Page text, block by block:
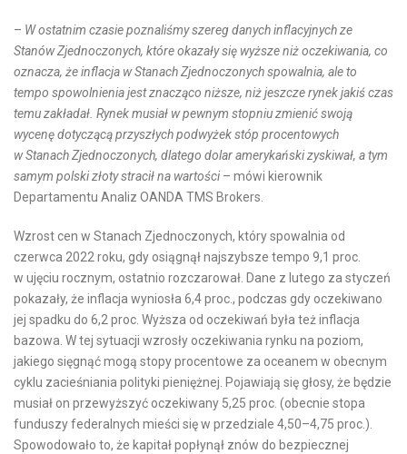
– W ostatnim czasie poznaliśmy szereg danych inflacyjnych ze
Stanów Zjednoczonych, które okazały się wyższe niż oczekiwania, co
oznacza, że inflacja w Stanach Zjednoczonych spowalnia, ale to
tempo spowolnienia jest znacząco niższe, niż jeszcze rynek jakiś czas
temu zakładał. Rynek musiał w pewnym stopniu zmienić swoją
wycenę dotyczącą przyszłych podwyżek stóp procentowych
w Stanach Zjednoczonych, dlatego dolar amerykański zyskiwał, a tym
samym polski złoty stracił na wartości – mówi kierownik
Departamentu Analiz OANDA TMS Brokers.
Wzrost cen w Stanach Zjednoczonych, który spowalnia od
czerwca 2022 roku, gdy osiągnął najszybsze tempo 9,1 proc.
w ujęciu rocznym, ostatnio rozczarował. Dane z lutego za styczeń
pokazały, że inflacja wyniosła 6,4 proc., podczas gdy oczekiwano
jej spadku do 6,2 proc. Wyższa od oczekiwań była też inflacja
bazowa. W tej sytuacji wzrosły oczekiwania rynku na poziom,
jakiego sięgnąć mogą stopy procentowe za oceanem w obecnym
cyklu zacieśniania polityki pieniężnej. Pojawiają się głosy, że będzie
musiał on przewyższyć oczekiwany 5,25 proc. (obecnie stopa
funduszy federalnych mieści się w przedziale 4,50–4,75 proc.).
Spowodowało to, że kapitał popłynął znów do bezpiecznej